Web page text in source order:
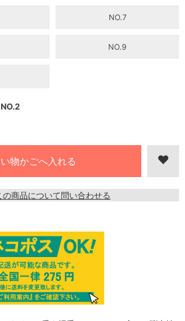
NO.7
NO.9
の商品について問い合わせる